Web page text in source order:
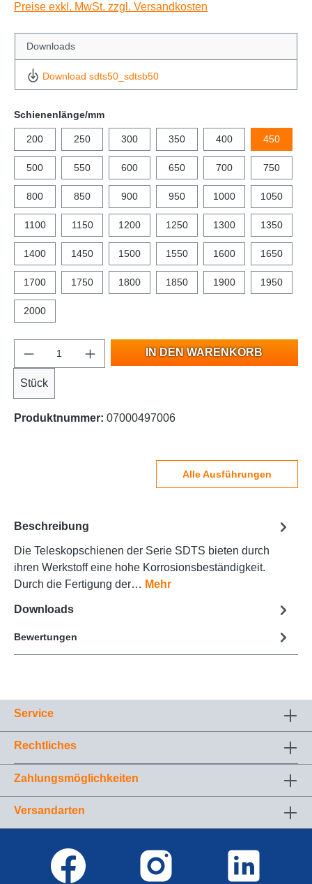
Preise exkl. MwSt. zzgl. Versandkosten
Downloads
Download sdts50_sdtsb50
Schienenlänge/mm
200 250 300 350 400 450
500 550 600 650 700 750
800 850 900 950 1000 1050
1100 1150 1200 1250 1300 1350
1400 1450 1500 1550 1600 1650
1700 1750 1800 1850 1900 1950
2000
Stück
IN DEN WARENKORB
Produktnummer: 07000497006
Alle Ausführungen
Beschreibung
Die Teleskopschienen der Serie SDTS bieten durch
ihren Werkstoff eine hohe Korrosionsbeständigkeit.
Durch die Fertigung der… Mehr
Downloads
Bewertungen
Service
Rechtliches
Zahlungsmöglichkeiten
Versandarten